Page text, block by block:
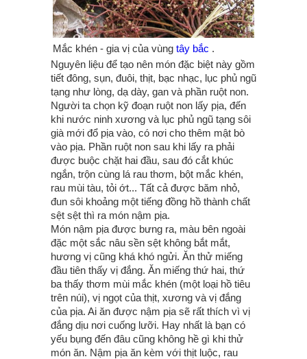
Mắc khén - gia vị của vùng tây bắc .
Nguyên liệu để tạo nên món đặc biệt này gồm
tiết đông, sụn, đuôi, thịt, bạc nhạc, lục phủ ngũ
tạng như lòng, dạ dày, gan và phần ruột non.
Người ta chọn kỹ đoạn ruột non lấy pịa, đến
khi nước ninh xương và lục phủ ngũ tạng sôi
già mới đổ pịa vào, có nơi cho thêm mật bò
vào pịa. Phần ruột non sau khi lấy ra phải
được buộc chặt hai đầu, sau đó cắt khúc
ngắn, trộn cùng lá rau thơm, bột mắc khén,
rau mùi tàu, tỏi ớt... Tất cả được băm nhỏ,
đun sôi khoảng một tiếng đồng hồ thành chất
sệt sệt thì ra món nậm pịa.
Món nậm pịa được bưng ra, màu bên ngoài
đặc một sắc nâu sền sệt không bắt mắt,
hương vị cũng khá khó ngửi. Ăn thử miếng
đầu tiên thấy vị đắng. Ăn miếng thứ hai, thứ
ba thấy thơm mùi mắc khén (một loại hồ tiêu
trên núi), vị ngọt của thịt, xương và vị đắng
của pịa. Ai ăn được nậm pịa sẽ rất thích vì vị
đắng dịu nơi cuống lưỡi. Hay nhất là bạn có
yếu bụng đến đâu cũng không hề gì khi thử
món ăn. Nậm pịa ăn kèm với thịt luộc, rau